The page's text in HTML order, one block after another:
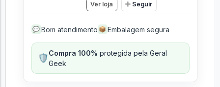
Ver loja Seguir
💬 Bom atendimento 📦 Embalagem segura
🛡️Compra 100% protegida pela Geral
Geek